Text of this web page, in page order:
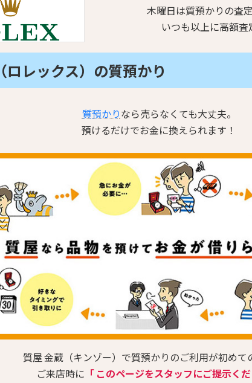
木曜日は質預かりの査
いつも以上に高額査
ロレックス）の質預かり
質預かり なら売らなくても大丈夫。
預けるだけでお金に換えられます！
質屋 金蔵（キンゾー）で質預かりのご利用が初めて
ご来店時に 「 このページをスタッフにご提示くだ